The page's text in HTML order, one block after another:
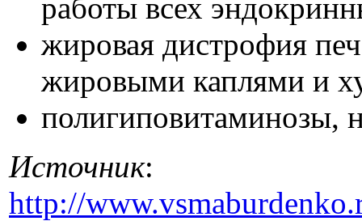
работы всех
жировая дистрофия
жировыми каплями и
полигиповитаминозы,
Источник:
http://